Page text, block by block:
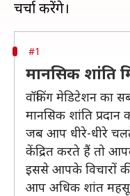
#1
मानसिक शांति
वॉकिंग मेडिटेशन का
मानसिक शांति प्रदान
जब आप धीरे-धीरे
केंद्रित करते हैं तो
इससे आपके विचारों
आप अधिक शांत